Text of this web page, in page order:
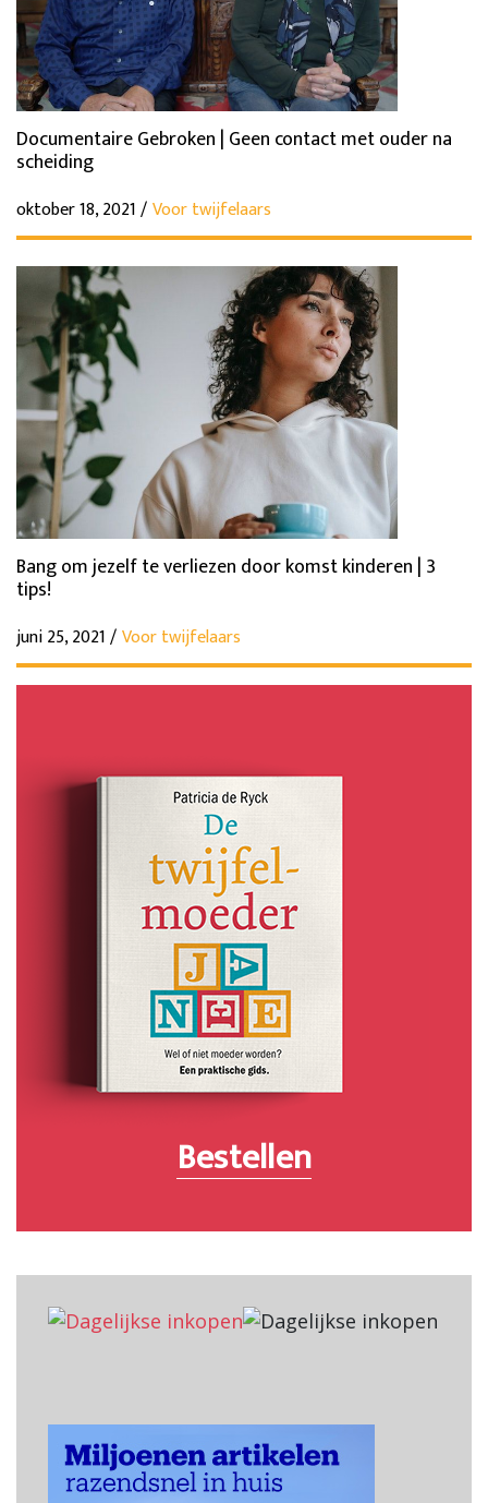
Documentaire Gebroken | Geen contact met ouder na
scheiding
oktober 18, 2021 /Voor twijfelaars
Bang om jezelf te verliezen door komst kinderen | 3
tips!
juni 25, 2021 /Voor twijfelaars
Bestellen